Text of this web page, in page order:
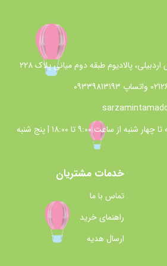
پالادیوم طبقه دوم میانی پلاک 228
ساعت پاسخگويي شنبه تا چهار شنبه از ساعت 9:00 تا 18:00 | پنج شنبه
خدمات مشتریان
تماس با ما
راهنمای خرید
ارسال هدیه